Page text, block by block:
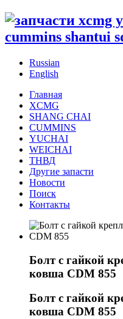
Russian
English
Главная
XCMG
SHANG CHAI
CUMMINS
YUCHAI
WEICHAI
ТНВД
Другие запасти
Новости
Поиск
Контакты
Болт с гайкой
ковша CDM 855
Болт с гайкой
ковша CDM 855